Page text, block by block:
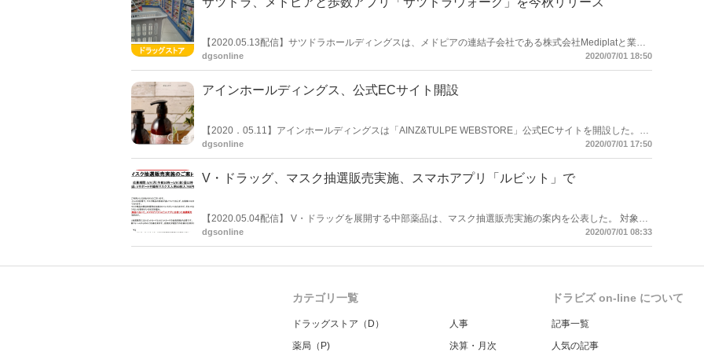
【2020.05.13配信】サツドラホールディングスは、メドピアの連結子会社である株式会社Mediplatと業務
提携契約を締結。ヘルスケア領域における共同事業として、歩数記録アプリ「サツドラウォーク（仮
dgsonline 2020/07/01 18:50
アインホールディングス、公式ECサイト開設
【2020．05.11】アインホールディングスは「AINZ&TULPE WEBSTORE」公式ECサイトを開設した。今
夏にはアプリとの連動を予定している。
dgsonline 2020/07/01 17:50
V・ドラッグ、マスク抽選販売実施、スマホアプリ「ルビット」で
【2020.05.04配信】 V・ドラッグを展開する中部薬品は、マスク抽選販売実施の案内を公表した。 対象商
品は「Vサポート不織布マスク大人用60枚入798円（税抜）」。スマホアプリ「ルビットアプリ」を使った
きないとしている。
dgsonline 2020/07/01 08:33
カテゴリ一覧
ドラッグストア（D）
薬局（P)
人事
決算・月次
ドラビズ on-line について
記事一覧
人気の記事